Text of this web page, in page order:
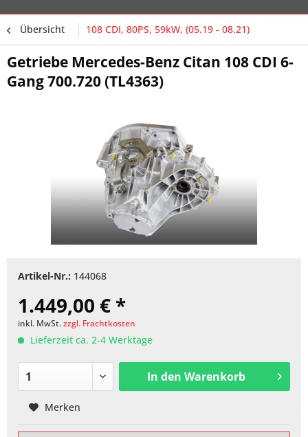
Übersicht 108 CDI, 80PS, 59kW, (05.19 - 08.21)
Getriebe Mercedes-Benz Citan 108 CDI 6-
Gang 700.720 (TL4363)
Artikel-Nr.: 144068
1.449,00 € *
inkl. MwSt.zzgl. Frachtkosten
Lieferzeit ca. 2-4 Werktage
In den Warenkorb
Merken